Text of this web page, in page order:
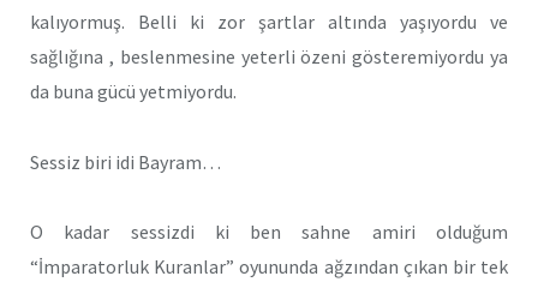
kalıyormuş. Belli ki zor şartlar altında yaşıyordu ve
sağlığına , beslenmesine yeterli özeni gösteremiyordu ya
da buna gücü yetmiyordu.
Sessiz biri idi Bayram…
O kadar sessizdi ki ben sahne amiri olduğum
“İmparatorluk Kuranlar” oyununda ağzından çıkan bir tek